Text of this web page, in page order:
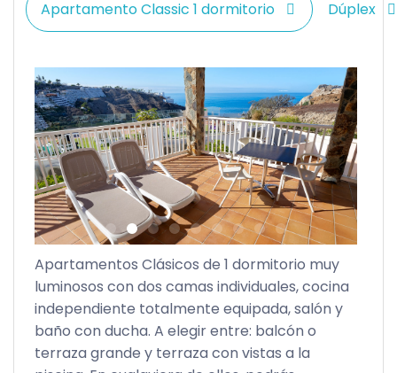
Apartamento Classic 1 dormitorio Dúplex
Apartamentos Clásicos de 1 dormitorio muy
luminosos con dos camas individuales, cocina
independiente totalmente equipada, salón y
baño con ducha. A elegir entre: balcón o
terraza grande y terraza con vistas a la